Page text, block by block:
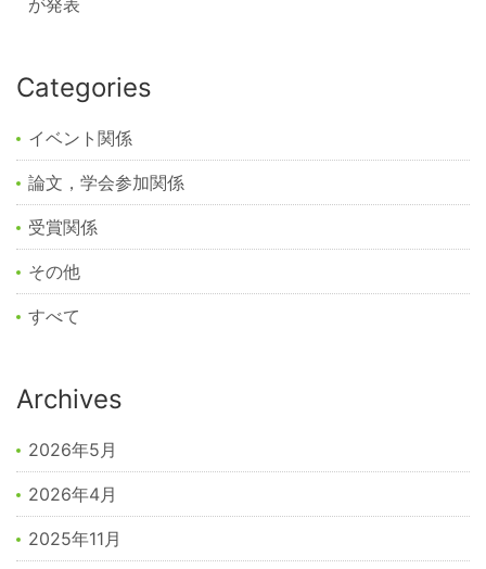
が発表
Categories
イベント関係
論文，学会参加関係
受賞関係
その他
すべて
Archives
2026年5月
2026年4月
2025年11月